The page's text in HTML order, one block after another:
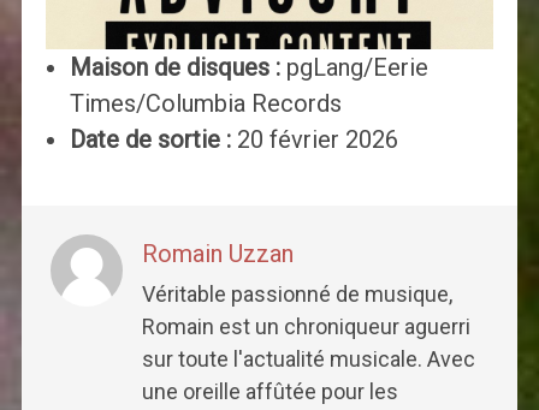
Maison de disques :pgLang/Eerie
Times/Columbia Records
Date de sortie :20 février 2026
Romain Uzzan
Véritable passionné de musique,
Romain est un chroniqueur aguerri
sur toute l'actualité musicale. Avec
une oreille affûtée pour les